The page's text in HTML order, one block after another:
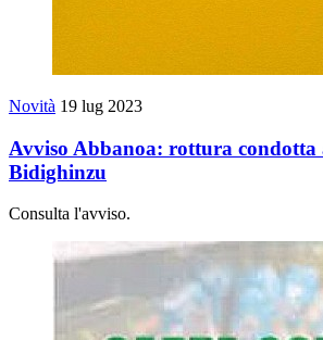
Novità 19 lug 2023
Avviso Abbanoa: rottura condotta
Bidighinzu
Consulta l'avviso.